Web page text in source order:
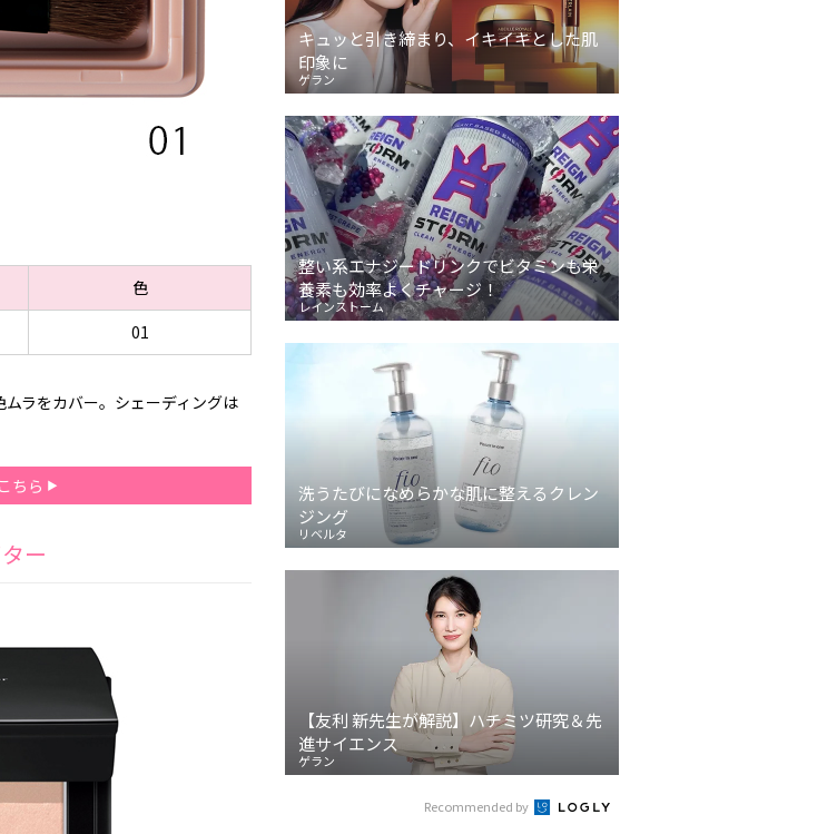
色
01
ラをカバー。シェーディングは
ちら
ー
キュッと引き締まり、イキイキとした肌
印象に
ゲラン
整い系エナジードリンクでビタミンも栄
養素も効率よくチャージ！
レインストーム
洗うたびになめらかな肌に整えるクレン
ジング
リベルタ
【友利 新先生が解説】ハチミツ研究＆先
進サイエンス
ゲラン
Recommended by